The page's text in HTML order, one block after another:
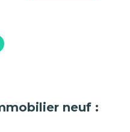
neuf :